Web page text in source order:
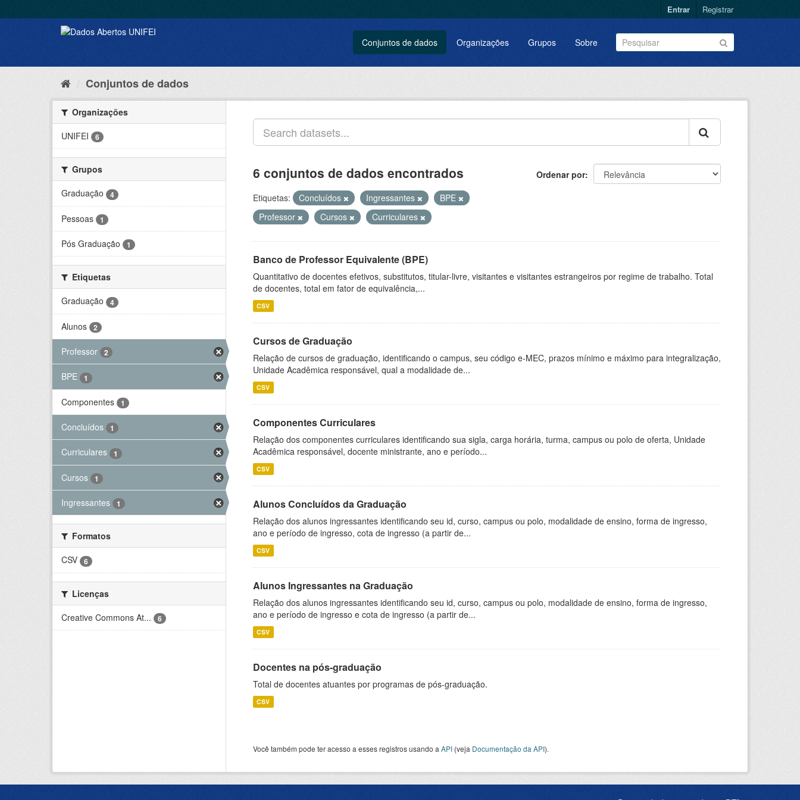
Entrar Registrar
Conjuntos de dados Organizações Grupos Sobre
Conjuntos de dados
Organizações
UNIFEI
6
Grupos
Graduação
4
Pessoas 1
Pós Graduação 1
Etiquetas
Graduação
4
Alunos 2
Professor 2
BPE 1
Componentes 1
Concluídos 1
Curriculares 1
Cursos 1
Ingressantes 1
Formatos
CSV
6
Licenças
Creative Commons At...
6
Ordenar por
6 conjuntos de dados encontrados
Etiquetas: Concluídos Ingressantes
BPE
Professor
Cursos Curriculares
Banco de Professor Equivalente (BPE)
Quantitativo de docentes efetivos, substitutos, titular-livre, visitantes e visitantes estrangeiros por regime de trabalho. Total
de docentes, total em fator de equivalência,...
CSV
Cursos de Graduação
Relação de cursos de graduação, identificando o campus, seu código e-MEC, prazos mínimo e máximo para integralização,
Unidade Acadêmica responsável, qual a modalidade de...
CSV
Componentes Curriculares
Relação dos componentes curriculares identificando sua sigla, carga horária, turma, campus ou polo de oferta, Unidade
Acadêmica responsável, docente ministrante, ano e período...
CSV
Alunos Concluídos da Graduação
Relação dos alunos ingressantes identificando seu id, curso, campus ou polo, modalidade de ensino, forma de ingresso,
ano e período de ingresso, cota de ingresso (a partir de...
CSV
Alunos Ingressantes na Graduação
Relação dos alunos ingressantes identificando seu id, curso, campus ou polo, modalidade de ensino, forma de ingresso,
ano e período de ingresso e cota de ingresso (a partir de...
CSV
Docentes na pós-graduação
Total de docentes atuantes por programas de pós-graduação.
CSV
Você também pode ter acesso a esses registros usando a API (veja Documentação da API).